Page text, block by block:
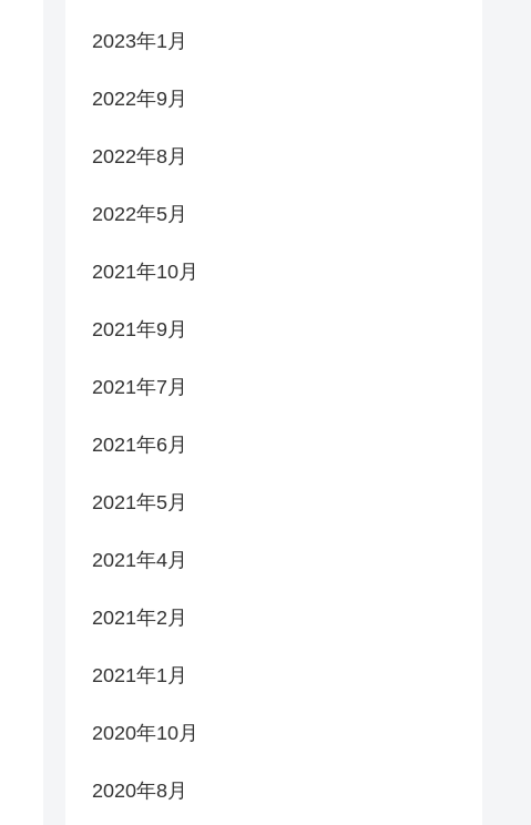
2023年1月
2022年9月
2022年8月
2022年5月
2021年10月
2021年9月
2021年7月
2021年6月
2021年5月
2021年4月
2021年2月
2021年1月
2020年10月
2020年8月